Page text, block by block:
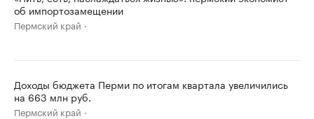
об импортозамещении
Пермский край
Доходы бюджета Перми по итогам квартала увеличились
на 663 млн руб.
Пермский край